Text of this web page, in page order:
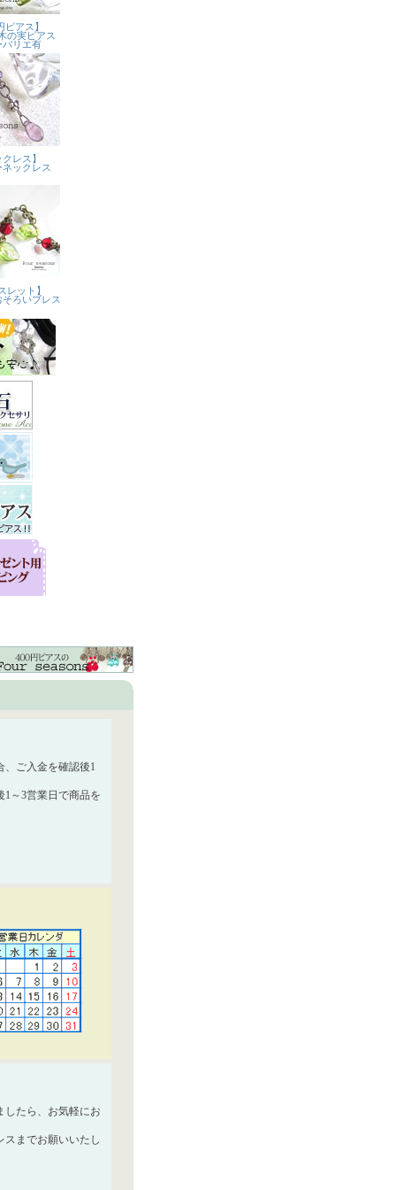
、ご入金を確認後1
～3営業日で商品を
したら、お気軽にお
スまでお願いいたし